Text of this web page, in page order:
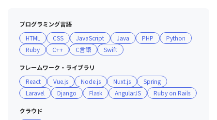
■ チーム詳細
・20歳～34歳のメンバーが全社員の80%以上（※）、若
手が活躍しています
・男女比は7：3です（※）
・年齢や年次、性別関係なく誰でも活躍できる環境を用意
しています
※いずれも、2023年12月時点
プログラミング言語
HTML
CSS JavaScript Java PHP
Python
Ruby
C++ C言語 Swift
フレームワーク・ライブラリ
React
Vue.js Node.js Nuxt.js
Spring
Laravel
Django Flask AngularJS Ruby on Rails
クラウド